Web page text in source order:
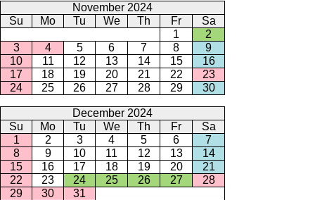
November 2024
Su
Mo Tu We Th Fr
Sa
1
2
3
4 5 6 7 8
9
10
11 12 13 14 15
16
17
18 19 20 21 22
23
24
25 26 27 28 29 30
December 2024
Su
Mo Tu We Th Fr
Sa
1
2 3 4 5 6
7
8
9 10 11 12 13
14
15
16 17 18 19 20
21
22
23 24 25 26 27
28
29
30 31